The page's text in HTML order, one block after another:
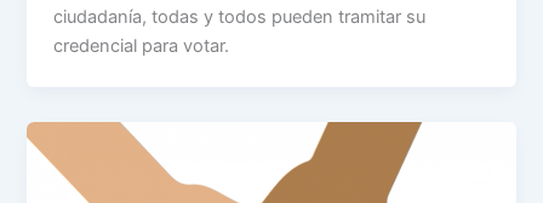
ciudadanía, todas y todos pueden tramitar su
credencial para votar.